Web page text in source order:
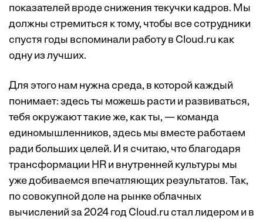
показателей вроде снижения текучки кадров. Мы
должны стремиться к тому, чтобы все сотрудники
спустя годы вспоминали работу в Cloud.ru как
одну из лучших.
Для этого нам нужна среда, в которой каждый
понимает: здесь ты можешь расти и развиваться,
тебя окружают такие же, как ты, — команда
единомышленников, здесь мы вместе работаем
ради больших целей. И я считаю, что благодаря
трансформации HR и внутренней культуры мы
уже добиваемся впечатляющих результатов. Так,
по совокупной доле на рынке облачных
вычислений за 2024 год Cloud.ru стал лидером и в